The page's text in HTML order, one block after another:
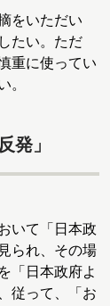
をいただい
たい。ただ
重に使ってい
。
発」
いて「日本政
られ、その場
「日本政府よ
従って、「お